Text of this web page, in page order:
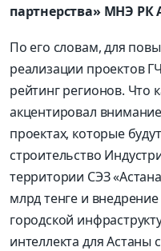
партнерства» МНЭ
По его словам, для
реализации проектов
рейтинг регионов. Что
акцентировал
проектах, которые
строительство
территории СЭЗ
млрд тенге и
городской
интеллекта для